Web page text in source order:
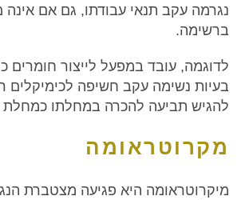
נגרמה עקב תנאי עבודתו, גם אם אינה
ברשימה.
לדוגמה, עובד במפעל לייצור חומרים
בעיות נשימה עקב חשיפה לכימיקלים
להגיש תביעה להכרה במחלתו כמחלת
מקרוטראומה
מיקרוטראומה היא פגיעה מצטברת